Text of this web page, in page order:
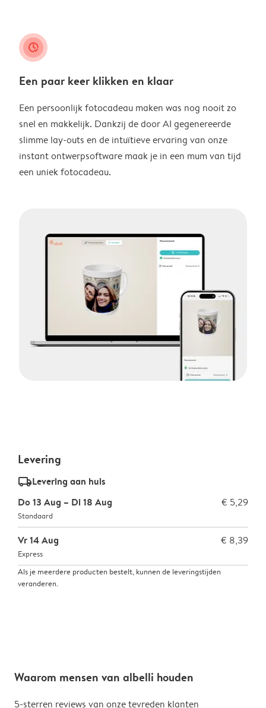
clock_check
Een paar keer klikken en klaar
Een persoonlijk fotocadeau maken was nog nooit zo
snel en makkelijk. Dankzij de door AI gegenereerde
slimme lay-outs en de intuïtieve ervaring van onze
instant ontwerpsoftware maak je in een mum van tijd
een uniek fotocadeau.
Levering
delivery_standard_v2Levering aan huis
Do 13 Aug – Di 18 Aug
€ 5,29
Standaard
Vr 14 Aug € 8,39
Express
Als je meerdere producten bestelt, kunnen de leveringstijden
veranderen.
Waarom mensen van albelli houden
5-sterren reviews van onze tevreden klanten